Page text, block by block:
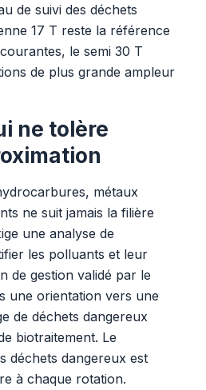
de suivi des déchets
17 T reste la référence
le semi 30 T
de plus grande ampleur
ne tolère
métaux
ne suit jamais la filière
une analyse de
les polluants et leur
de gestion validé par le
une orientation vers une
de déchets dangereux
biotraitement. Le
déchets dangereux est
à chaque rotation.